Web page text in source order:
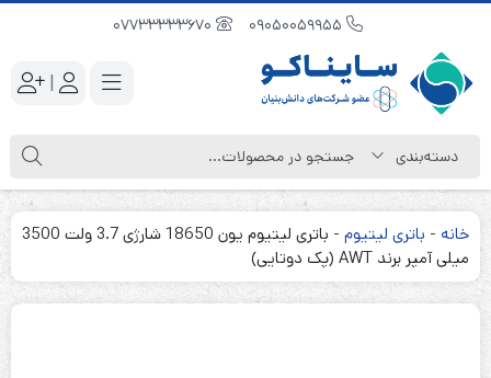
|
خانه - باتری لیتیوم -
باتری لیتیوم یون 18650 شارژی 3.7 ولت 3500
میلی آمپر برند AWT (پک دوتایی)